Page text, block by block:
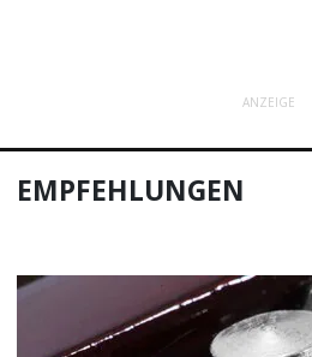
ANZEIGE
EMPFEHLUNGEN